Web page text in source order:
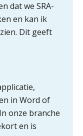
dat we SRA-
en kan ik
Dit geeft
in Word of
onze branche
en is
centraal beheren:
met eHerkenning
wat moet een
afgeven bij een
een klant?
koppelen
Online en